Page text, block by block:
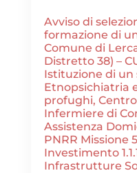
Avviso di
formazione di
Comune di
Distretto 38) –
Istituzione di un
Etnopsichiatria
profughi,
Infermiere di
Assistenza
PNRR Missione
Investimento
Infrastrutture